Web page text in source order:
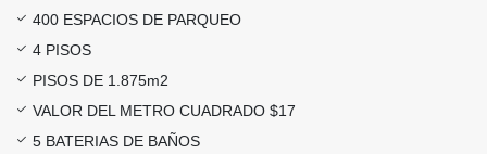
400 ESPACIOS DE PARQUEO
4 PISOS
PISOS DE 1.875m2
VALOR DEL METRO CUADRADO $17
5 BATERIAS DE BAÑOS